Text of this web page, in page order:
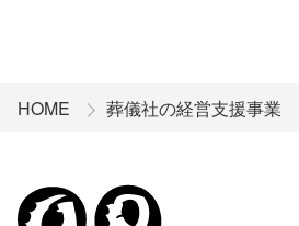
HOME 葬儀社の経営支援事業